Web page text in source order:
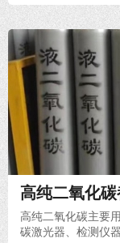
高纯二氧化
高纯二氧化碳主要
碳激光器、检测仪